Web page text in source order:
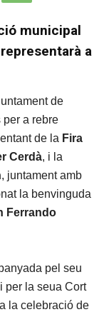
municipal
a
de
a rebre
de la Fira
Cerdà, i la
, juntament amb
la benvinguda
Ferrando
pel seu
per la seua Cort
la celebració de